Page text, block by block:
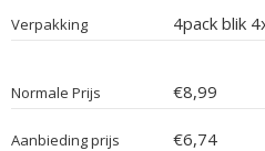
Verpakking 4pack blik
Normale Prijs €8,99
Aanbieding prijs €6,74